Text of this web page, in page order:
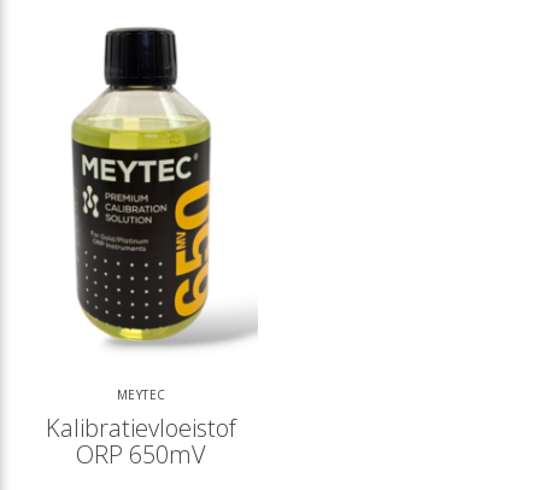
MEYTEC
Kalibratievloeistof
ORP 650mV